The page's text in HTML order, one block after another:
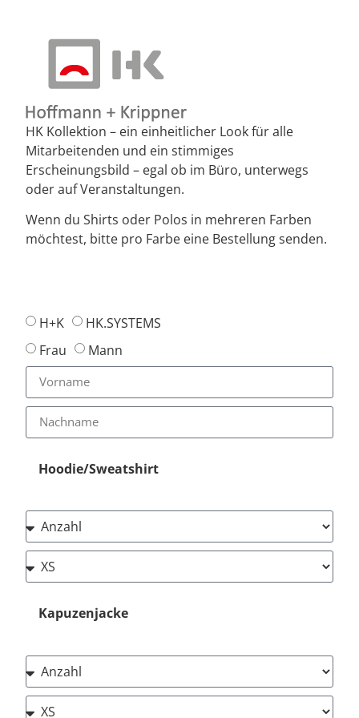
HK Kollektion – ein einheitlicher Look für alle
Mitarbeitenden und ein stimmiges
Erscheinungsbild – egal ob im Büro, unterwegs
oder auf Veranstaltungen.
Wenn du Shirts oder Polos in mehreren Farben
möchtest, bitte pro Farbe eine Bestellung senden.
H+K
HK.SYSTEMS
Frau
Mann
Hoodie/Sweatshirt
Kapuzenjacke